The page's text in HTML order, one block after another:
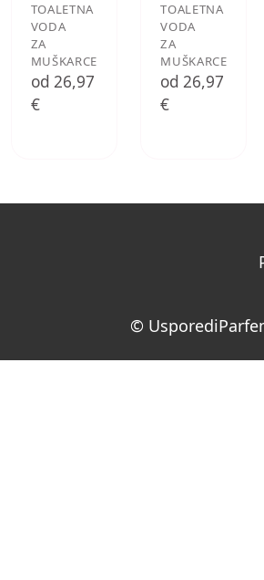
TOALETNA
VODA
ZA
MUŠKARCE
od 26,97
€
TOALETNA
VODA
ZA
MUŠKARCE
od 26,97
€
©